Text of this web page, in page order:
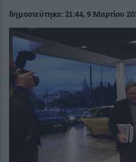
δημοσιεύτηκε:21:44, 9 Μαρτίου